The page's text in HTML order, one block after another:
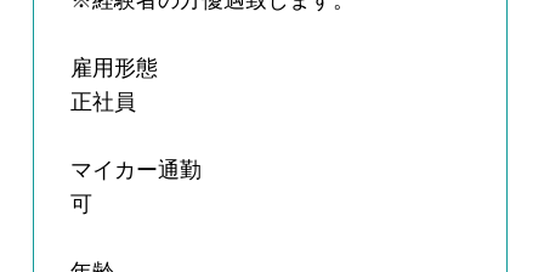
雇用形態
正社員
マイカー通勤
可